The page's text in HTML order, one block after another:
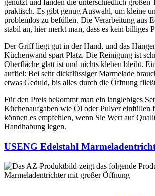
genutzt und fanden die unterschiedlich großen
praktisch. Es gibt genug Auswahl, um kleine
problemlos zu befüllen. Die Verarbeitung aus
stabil an, hier merkt man, dass es kein billiges
Der Griff liegt gut in der Hand, und das
Küchenwand spart Platz. Die Reinigung ist
Oberfläche glatt ist und nichts kleben bleibt.
auffiel: Bei sehr dickflüssiger Marmelade
etwas Geduld, bis alles durch die Öffnung
Für den Preis bekommt man ein langlebiges
Küchenaufgaben wie Öl oder Pulver einfüllen
können es empfehlen, wenn Sie Wert auf
Handhabung legen.
USENG Edelstahl